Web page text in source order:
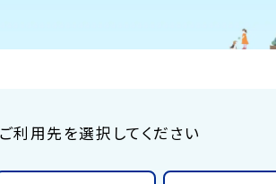
利用先を選択してください